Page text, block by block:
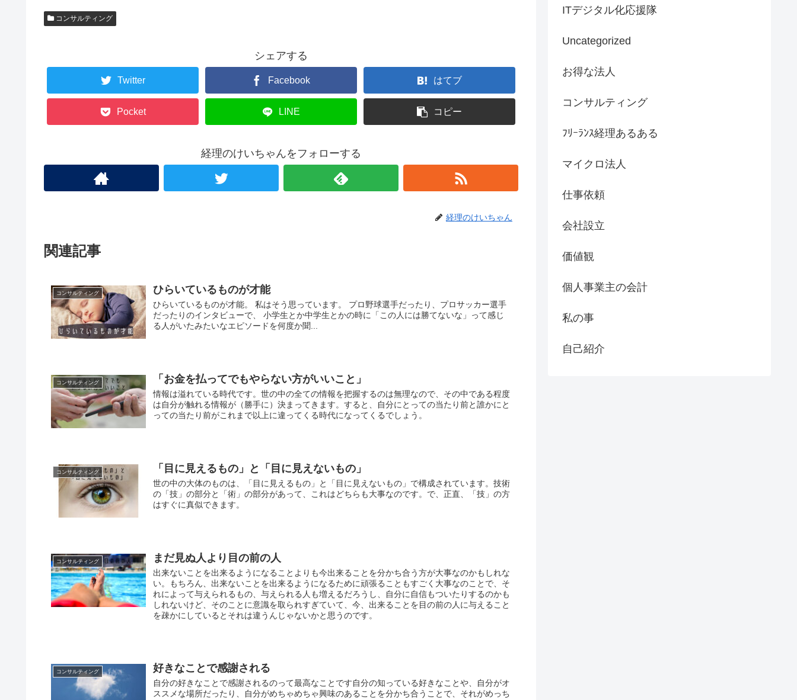
コンサルティング
シェアする
Twitter Facebook はてブ
Pocket LINE コピー
経理のけいちゃんをフォローする
経理のけいちゃん
関連記事
コンサルティング ひらいているものが才能
ひらいているものが才能。 私はそう思っています。 プロ野球選手だったり、プロサッカー選手
だったりのインタビューで、 小学生とか中学生とかの時に「この人には勝てないな」って感じ
る人がいたみたいなエピソードを何度か聞...
コンサルティング 「お金を払ってでもやらない方がいいこと」
情報は溢れている時代です。世の中の全ての情報を把握するのは無理なので、その中である程度
は自分が触れる情報が（勝手に）決まってきます。すると、自分にとっての当たり前と誰かにと
っての当たり前がこれまで以上に違ってくる時代になってくるでしょう。
コンサルティング 「目に見えるもの」と「目に見えないもの」
世の中の大体のものは、「目に見えるもの」と「目に見えないもの」で構成されています。技術
の「技」の部分と「術」の部分があって、これはどちらも大事なのです。で、正直、「技」の方
はすぐに真似できます。
コンサルティング まだ見ぬ人より目の前の人
出来ないことを出来るようになることよりも今出来ることを分かち合う方が大事なのかもしれな
い。もちろん、出来ないことを出来るようになるために頑張ることもすごく大事なのことで、そ
れによって与えられるもの、与えられる人も増えるだろうし、自分に自信もついたりするのかも
しれないけど、そのことに意識を取られすぎていて、今、出来ることを目の前の人に与えること
を疎かにしているとそれは違うんじゃないかと思うのです。
コンサルティング 好きなことで感謝される
自分の好きなことで感謝されるのって最高なことです自分の知っている好きなことや、自分がオ
ススメな場所だったり、自分がめちゃめちゃ興味のあることを分かち合うことで、それがめっち
ITデジタル化応援隊
Uncategorized
お得な法人
コンサルティング
ﾌﾘｰﾗﾝｽ経理あるある
マイクロ法人
仕事依頼
会社設立
価値観
個人事業主の会計
私の事
自己紹介